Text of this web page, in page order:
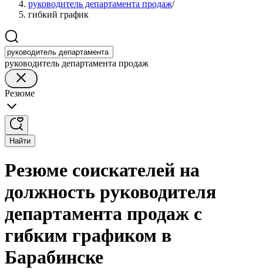
руководитель департамента продаж/
гибкий график
руководитель департамента продаж
Резюме
Найти
Резюме соискателей на
должность руководителя
департамента продаж с
гибким графиком в
Барабинске